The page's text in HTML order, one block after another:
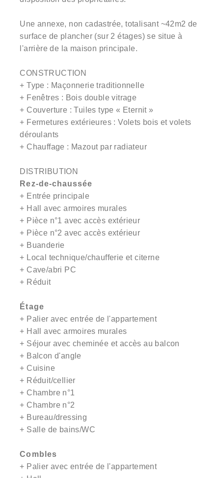
Une annexe, non cadastrée, totalisant ~42m2 de
surface de plancher (sur 2 étages) se situe à
l'arrière de la maison principale.
CONSTRUCTION
+ Type : Maçonnerie traditionnelle
+ Fenêtres : Bois double vitrage
+ Couverture : Tuiles type « Eternit »
+ Fermetures extérieures : Volets bois et volets
déroulants
+ Chauffage : Mazout par radiateur
DISTRIBUTION
Rez-de-chaussée
+ Entrée principale
+ Hall avec armoires murales
+ Pièce n°1 avec accès extérieur
+ Pièce n°2 avec accès extérieur
+ Buanderie
+ Local technique/chaufferie et citerne
+ Cave/abri PC
+ Réduit
Étage
+ Palier avec entrée de l'appartement
+ Hall avec armoires murales
+ Séjour avec cheminée et accès au balcon
+ Balcon d'angle
+ Cuisine
+ Réduit/cellier
+ Chambre n°1
+ Chambre n°2
+ Bureau/dressing
+ Salle de bains/WC
Combles
+ Palier avec entrée de l'appartement